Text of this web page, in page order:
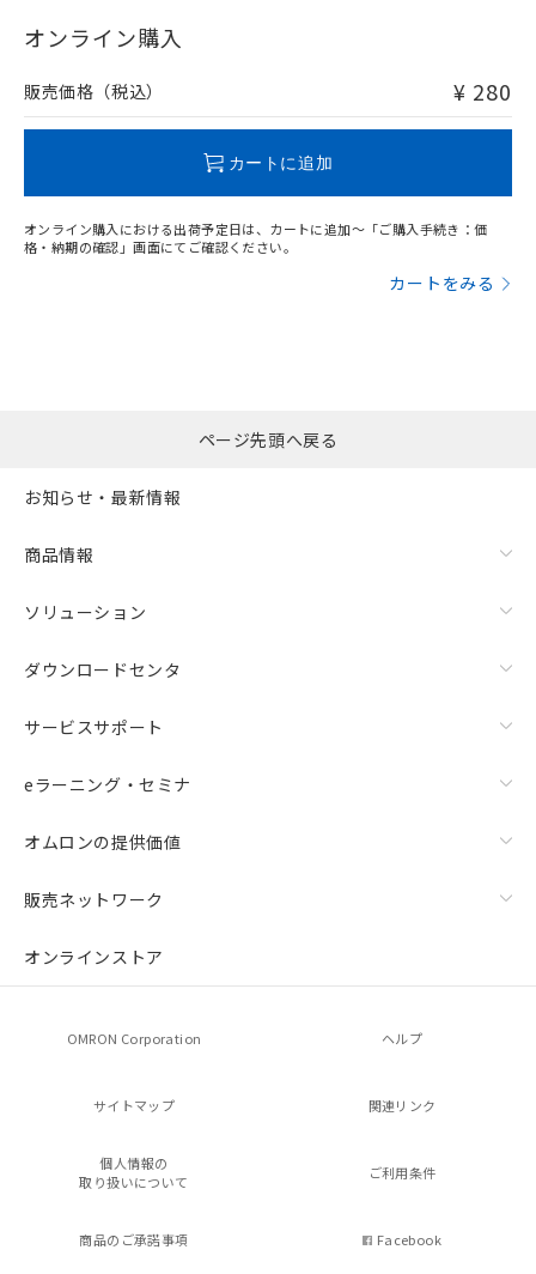
オンライン購入
販売価格（税込） ¥ 280
カートに追加
オンライン購入における出荷予定日は、カートに追加～「ご購入手続き：価
格・納期の確認」画面にてご確認ください。
カートをみる
指します。
るもので、過去に遡って非含有を証明する
ものではありません。
物質の対応では、対応完了までの期間は出
荷製品に未対応品が混在することから備考
欄に対応日を記載しておりました。
既に当社にて対応品への在庫切替を完了
していることから、特段のことがない限
り、2022年1月12日より割愛しておりま
す。
ページ先頭へ戻る
お知らせ・最新情報
商品情報
ソリューション
ダウンロードセンタ
サービスサポート
eラーニング・セミナ
オムロンの提供価値
販売ネットワーク
オンラインストア
OMRON Corporation ヘルプ
サイトマップ 関連リンク
個人情報の
取り扱いについて
ご利用条件
商品のご承諾事項 Facebook